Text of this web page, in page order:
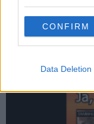
use your data for
consent section.
CONFIRM
Data Deletion